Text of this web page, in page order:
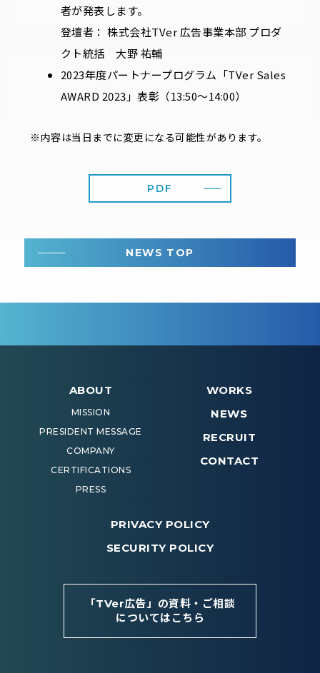
者が発表します。
登壇者： 株式会社TVer 広告事業本部 プロダ
クト統括 大野 祐輔
2023年度パートナープログラム「TVer Sales
AWARD 2023」表彰（13:50～14:00）
※内容は当日までに変更になる可能性があります。
PDF
NEWS TOP
ABOUT
MISSION
PRESIDENT MESSAGE
COMPANY
CERTIFICATIONS
PRESS
WORKS
NEWS
RECRUIT
CONTACT
PRIVACY POLICY
SECURITY POLICY
「TVer広告」の資料・ご相談
についてはこちら